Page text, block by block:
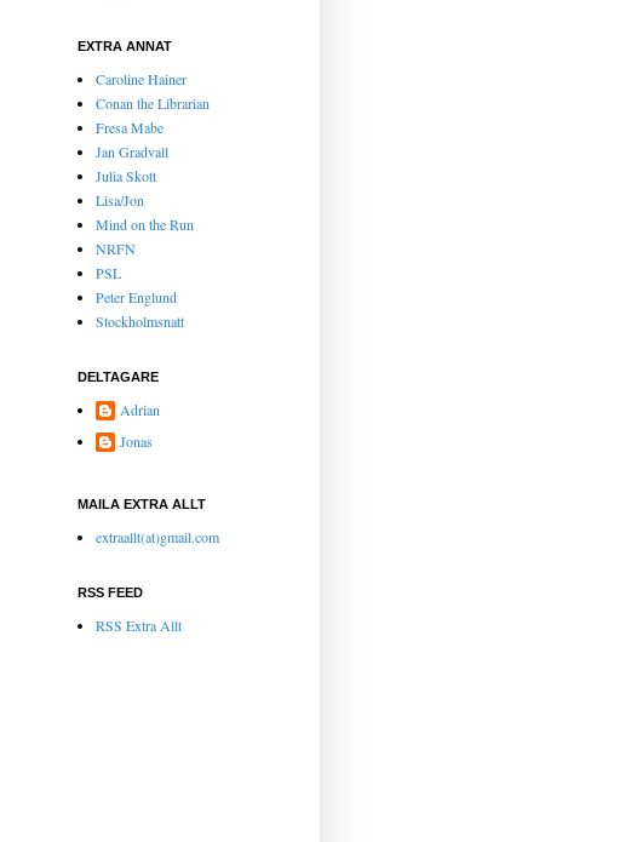
EXTRA ANNAT
Caroline Hainer
Conan the Librarian
Fresa Mabe
Jan Gradvall
Julia Skott
Lisa/Jon
Mind on the Run
NRFN
PSL
Peter Englund
Stockholmsnatt
DELTAGARE
Adrian
Jonas
MAILA EXTRA ALLT
extraallt(at)gmail.com
RSS FEED
RSS Extra Allt